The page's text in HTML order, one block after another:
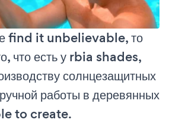
find it unbelievable, то
что есть у rbia shades,
солнцезащитных
работы в деревянных
to create.